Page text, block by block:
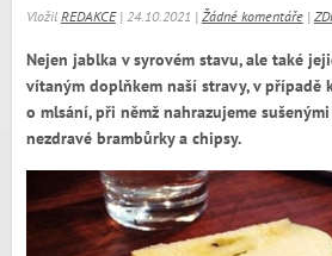
Vložil REDAKCE| 24.10.2021 | Žádné komentáře|
Nejen jablka v syrovém stavu, ale také
vítaným doplňkem naší stravy, v případě
o mlsání, při němž nahrazujeme
nezdravé brambůrky a chipsy.